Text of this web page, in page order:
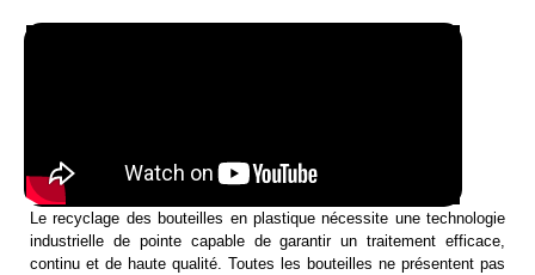
Le recyclage des bouteilles en plastique nécessite une technologie
industrielle de pointe capable de garantir un traitement efficace,
continu et de haute qualité. Toutes les bouteilles ne présentent pas